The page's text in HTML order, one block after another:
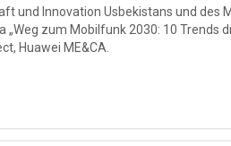
und Innovation Usbekistans und des
zum Mobilfunk 2030: 10 Trends
Huawei ME&CA.